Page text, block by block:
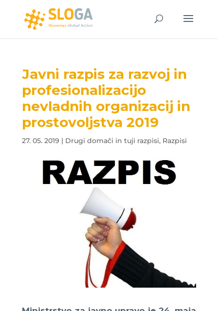
Javni razpis za razvoj in
profesionalizacijo
nevladnih organizacij in
prostovoljstva 2019
27. 05. 2019 | Drugi domači in tuji razpisi, Razpisi